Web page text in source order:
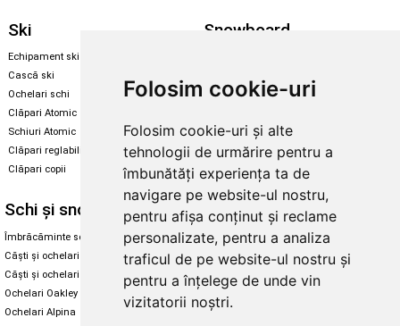
Folosim cookie-uri
Folosim cookie-uri și alte
tehnologii de urmărire pentru a
îmbunătăți experiența ta de
navigare pe website-ul nostru,
pentru afișa conținut și reclame
personalizate, pentru a analiza
traficul de pe website-ul nostru și
pentru a înțelege de unde vin
vizitatorii noștri.
Ski
Echipament ski
Cască ski
Ochelari schi
Clăpari Atomic
Schiuri Atomic
Clăpari reglabili
Clăpari copii
Snowboard
Legături Rome SDS
Skate & longboard
Santa Cruz
Enuff Skateboards
Schi și snowboard
Îmbrăcăminte schi și snowboard
Căști și ochelari de iarnă
Căști și ochelari Alpina
Ochelari Oakley
Ochelari Alpina
Diverse
Cum aleg rolele
Cum aleg ochelarii
Ochelari de soare Oakley
Intretinere manusi